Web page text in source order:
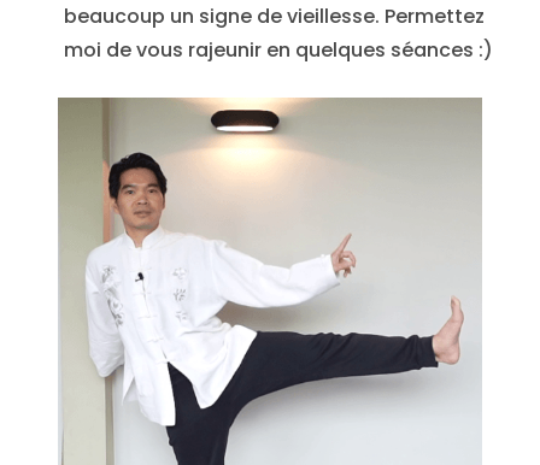
beaucoup un signe de vieillesse. Permettez
moi de vous rajeunir en quelques séances :)